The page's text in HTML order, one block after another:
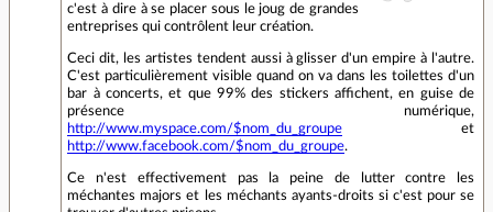
c'est à dire à se placer sous le joug de grandes
entreprises qui contrôlent leur création.
Ceci dit, les artistes tendent aussi à glisser d'un empire à l'autre.
C'est particulièrement visible quand on va dans les toilettes d'un
bar à concerts, et que 99% des stickers affichent, en guise de
présence numérique,
http://www.myspace.com/$nom_du_groupe et
http://www.facebook.com/$nom_du_groupe.
Ce n'est effectivement pas la peine de lutter contre les
méchantes majors et les méchants ayants-droits si c'est pour se